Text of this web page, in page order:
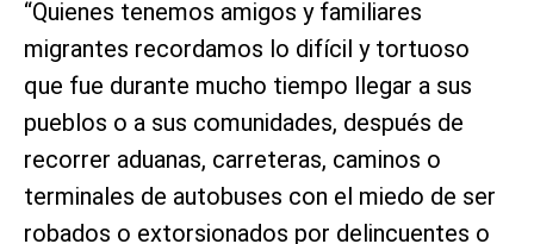
“Quienes tenemos amigos y familiares
migrantes recordamos lo difícil y tortuoso
que fue durante mucho tiempo llegar a sus
pueblos o a sus comunidades, después de
recorrer aduanas, carreteras, caminos o
terminales de autobuses con el miedo de ser
robados o extorsionados por delincuentes o